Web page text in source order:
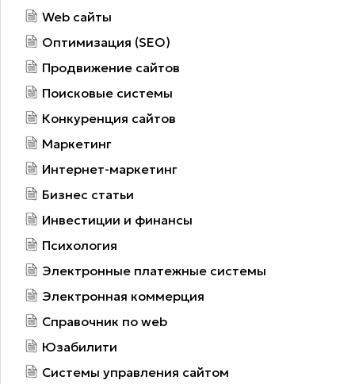
Web сайты
Оптимизация (SEO)
Продвижение сайтов
Поисковые системы
Конкуренция сайтов
Маркетинг
Интернет-маркетинг
Бизнес статьи
Инвестиции и финансы
Психология
Электронные платежные системы
Электронная коммерция
Справочник по web
Юзабилити
Системы управления сайтом